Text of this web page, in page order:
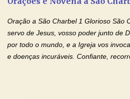
esforço maior em meus estudos e uma
santidade. Glória… Deus, que quiseste
Filho, que foi crucificado, permite
de te...
Oração a São Charbel 1 Glorioso São
servo de Jesus, vosso poder junto de
por todo o mundo, e a Igreja vos
e doenças incuráveis. Confiante,